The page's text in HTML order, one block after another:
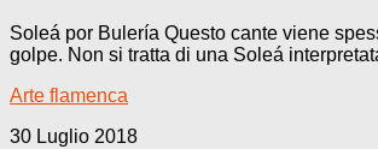
Soleá por Bulería Questo cante viene
golpe. Non si tratta di una Soleá
Arte flamenca
30 Luglio 2018